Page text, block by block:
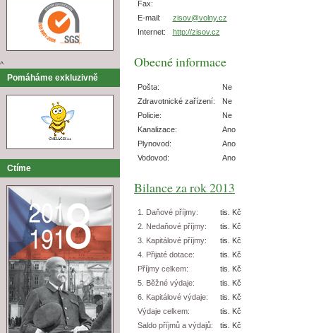
^
Pomáháme exkluzivně
Ctíme
Fax:
E-mail:
zisov@volny.cz
Internet:
http://zisov.cz
Obecné informace
Pošta:
Ne
Zdravotnické zařízení:
Ne
Policie:
Ne
Kanalizace:
Ano
Plynovod:
Ano
Vodovod:
Ano
Bilance za rok 2013
1. Daňové příjmy:
tis. Kč
2. Nedaňové příjmy:
tis. Kč
3. Kapitálové příjmy:
tis. Kč
4. Přijaté dotace:
tis. Kč
Příjmy celkem:
tis. Kč
5. Běžné výdaje:
tis. Kč
6. Kapitálové výdaje:
tis. Kč
Výdaje celkem:
tis. Kč
Saldo příjmů a výdajů:
tis. Kč